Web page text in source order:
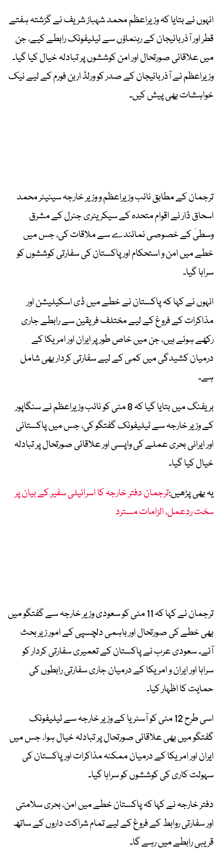
انہوں نے بتایا کہ وزیراعظم محمد شہباز شریف نے گزشتہ ہفتے
قطر اور آذربائیجان کے رہنماؤں سے ٹیلیفونک رابطے کیے، جن
میں علاقائی صورتحال اور امن کوششوں پر تبادلہ خیال کیا گیا۔
وزیراعظم نے آذربائیجان کے صدر کو ورلڈ اربن فورم کے لیے نیک
خواہشات بھی پیش کیں۔
ترجمان کے مطابق نائب وزیراعظم و وزیر خارجہ سینیٹر محمد
اسحاق ڈار نے اقوام متحدہ کے سیکریٹری جنرل کے مشرق
وسطیٰ کے خصوصی نمائندے سے ملاقات کی، جس میں
خطے میں امن و استحکام اور پاکستان کی سفارتی کوششوں کو
سراہا گیا۔
انہوں نے کہا کہ پاکستان نے خطے میں ڈی اسکیلیشن اور
مذاکرات کے فروغ کے لیے مختلف فریقین سے رابطے جاری
رکھے ہوئے ہیں، جن میں خاص طور پر ایران اور امریکا کے
درمیان کشیدگی میں کمی کے لیے سفارتی کردار بھی شامل
ہے۔
بریفنگ میں بتایا گیا کہ 8 مئی کو نائب وزیراعظم نے سنگاپور
کے وزیر خارجہ سے ٹیلیفونک گفتگو کی، جس میں پاکستانی
اور ایرانی بحری عملے کی واپسی اور علاقائی صورتحال پر تبادلہ
خیال کیا گیا۔
یہ بھی پڑھیں:ترجمان دفتر خارجہ کا اسرائیلی سفیر کے بیان پر
سخت ردعمل، الزامات مسترد
ترجمان نے کہا کہ 11 مئی کو سعودی وزیر خارجہ سے گفتگو میں
بھی خطے کی صورتحال اور باہمی دلچسپی کے امور زیر بحث
آئے۔ سعودی عرب نے پاکستان کے تعمیری سفارتی کردار کو
سراہا اور ایران و امریکا کے درمیان جاری سفارتی رابطوں کی
حمایت کا اظہار کیا۔
اسی طرح 12 مئی کو آسٹریا کے وزیر خارجہ سے ٹیلیفونک
گفتگو میں بھی علاقائی صورتحال پر تبادلہ خیال ہوا، جس میں
ایران اور امریکا کے درمیان ممکنہ مذاکرات اور پاکستان کی
سہولت کاری کی کوششوں کو سراہا گیا۔
دفتر خارجہ نے کہا کہ پاکستان خطے میں امن، بحری سلامتی
اور سفارتی روابط کے فروغ کے لیے تمام شراکت داروں کے ساتھ
قریبی رابطے میں رہے گا۔